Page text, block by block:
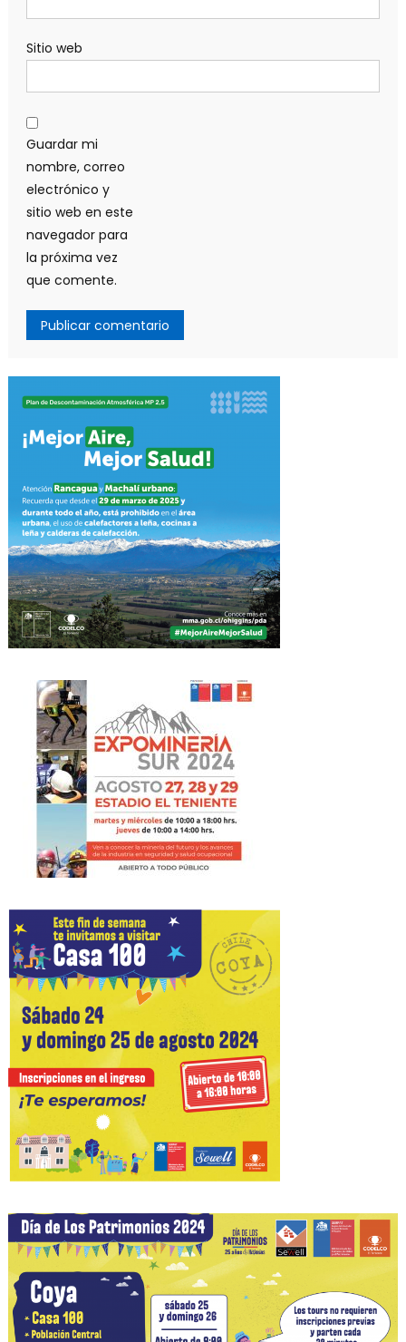
Sitio web
Guardar mi
nombre, correo
electrónico y
sitio web en este
navegador para
la próxima vez
que comente.